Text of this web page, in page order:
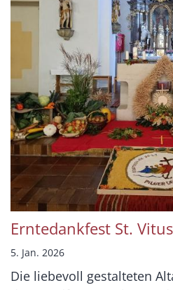
Erntedankfest St.
5. Jan. 2026
Die liebevoll gestalteten